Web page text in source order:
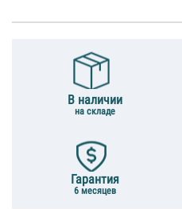
В наличии
на складе
Гарантия
6 месяцев